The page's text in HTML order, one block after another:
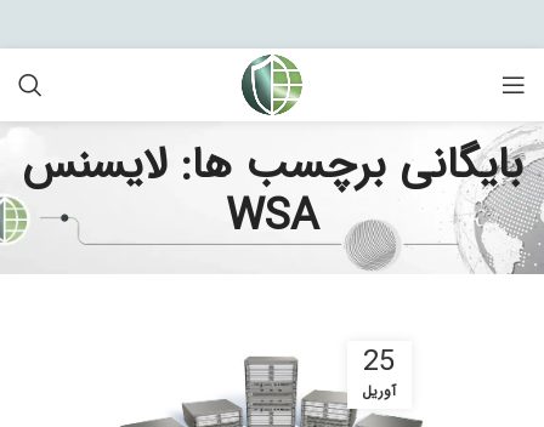
بایگانی برچسب ها: لایسنس
WSA
25
آوریل